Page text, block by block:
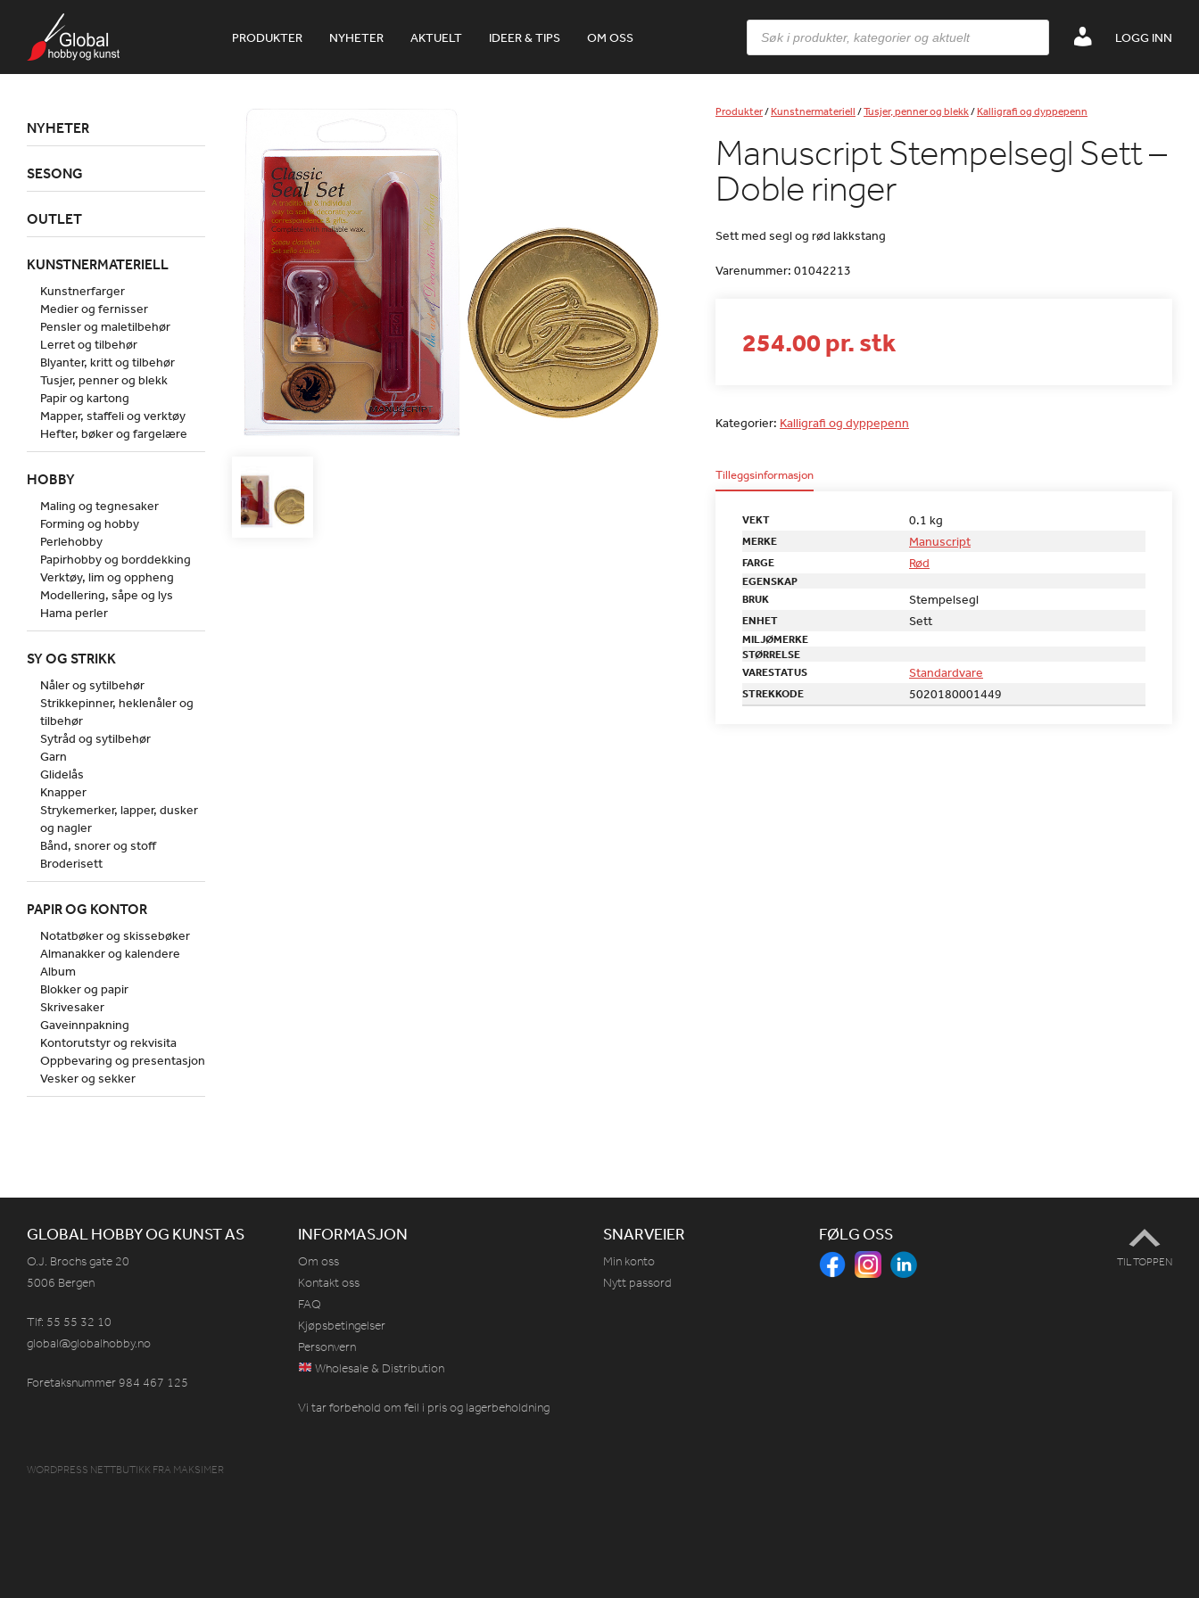
PRODUKTER NYHETER AKTUELT IDEER & TIPS OM OSS LOGG INN
Products
search
Produkter/Kunstnermateriell/Tusjer, penner og blekk/Kalligrafi og dyppepenn
Manuscript Stempelsegl Sett –
Doble ringer
Sett med segl og rød lakkstang
Varenummer: 01042213
254.00 pr. stk
Kategorier: Kalligrafi og dyppepenn
Tilleggsinformasjon
VEKT 0.1 kg
MERKE Manuscript
FARGE Rød
EGENSKAP
BRUK
Stempelsegl
ENHET Sett
MILJØMERKE
STØRRELSE
VARESTATUS
Standardvare
STREKKODE 5020180001449
NYHETER
SESONG
OUTLET
KUNSTNERMATERIELL
Kunstnerfarger
Medier og fernisser
Pensler og maletilbehør
Lerret og tilbehør
Blyanter, kritt og tilbehør
Tusjer, penner og blekk
Papir og kartong
Mapper, staffeli og verktøy
Hefter, bøker og fargelære
HOBBY
Maling og tegnesaker
Forming og hobby
Perlehobby
Papirhobby og borddekking
Verktøy, lim og oppheng
Modellering, såpe og lys
Hama perler
SY OG STRIKK
Nåler og sytilbehør
Strikkepinner, heklenåler og
tilbehør
Sytråd og sytilbehør
Garn
Glidelås
Knapper
Strykemerker, lapper, dusker
og nagler
Bånd, snorer og stoff
Broderisett
PAPIR OG KONTOR
Notatbøker og skissebøker
Almanakker og kalendere
Album
Blokker og papir
Skrivesaker
Gaveinnpakning
Kontorutstyr og rekvisita
Oppbevaring og presentasjon
Vesker og sekker
GLOBAL HOBBY OG KUNST AS
O.J. Brochs gate 20
5006 Bergen
Tlf: 55 55 32 10
global@globalhobby.no
Foretaksnummer 984 467 125
INFORMASJON
Om oss
Kontakt oss
FAQ
Kjøpsbetingelser
Personvern
Wholesale & Distribution
Vi tar forbehold om feil i pris og lagerbeholdning
SNARVEIER
Min konto
Nytt passord
FØLG OSS
TIL TOPPEN
WORDPRESS NETTBUTIKK FRA MAKSIMER